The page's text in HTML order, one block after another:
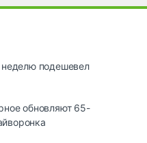
неделю подешевел
обновляют 65-